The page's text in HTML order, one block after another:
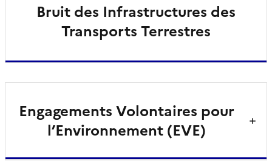
Bruit des Infrastructures des
Transports Terrestres
Engagements Volontaires pour
l’Environnement (EVE)